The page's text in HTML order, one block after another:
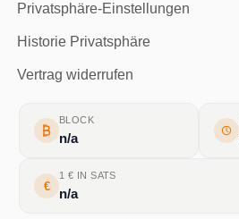
Privatsphäre-Einstellungen
Historie Privatsphäre
Vertrag widerrufen
BLOCK
n/a
€
1 € IN SATS
n/a